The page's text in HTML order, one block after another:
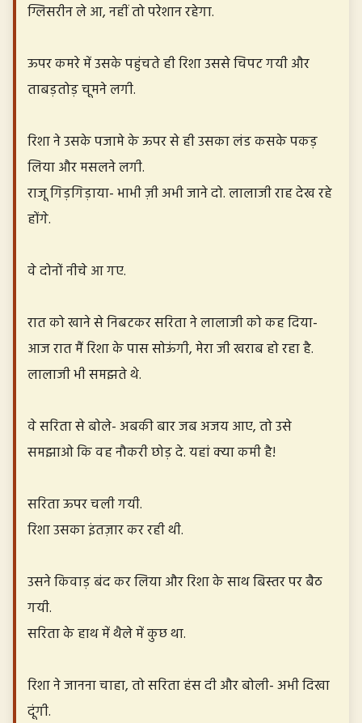
ग्लिसरीन ले आ, नहीं तो परेशान रहेगा.
ऊपर कमरे में उसके पहुंचते ही रिशा उससे चिपट गयी और
ताबड़तोड़ चूमने लगी.
रिशा ने उसके पजामे के ऊपर से ही उसका लंड कसके पकड़
लिया और मसलने लगी.
राजू गिड़गिड़ाया- भाभी ज़ी अभी जाने दो. लालाजी राह देख रहे
होंगे.
वे दोनों नीचे आ गए.
रात को खाने से निबटकर सरिता ने लालाजी को कह दिया-
आज रात मैं रिशा के पास सोऊंगी, मेरा जी खराब हो रहा है.
लालाजी भी समझते थे.
वे सरिता से बोले- अबकी बार जब अजय आए, तो उसे
समझाओ कि वह नौकरी छोड़ दे. यहां क्या कमी है!
सरिता ऊपर चली गयी.
रिशा उसका इंतज़ार कर रही थी.
उसने किवाड़ बंद कर लिया और रिशा के साथ बिस्तर पर बैठ
गयी.
सरिता के हाथ में थैले में कुछ था.
रिशा ने जानना चाहा, तो सरिता हंस दी और बोली- अभी दिखा
दूंगी.